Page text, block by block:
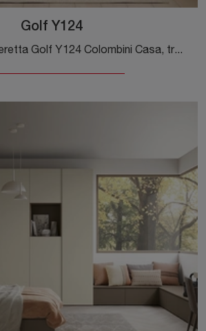
Golf Y124
Con questa cameretta Golf Y124 Colombini Casa, tra le soluzioni su misura, potrai progettare stanze moderne per ragazzi.